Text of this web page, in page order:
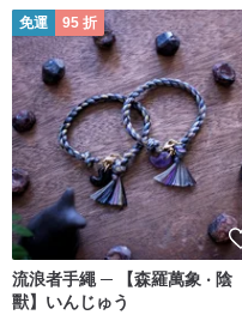
免運 95 折
流浪者手繩 ─ 【森羅萬象 ‧ 陰
獸】いんじゅう